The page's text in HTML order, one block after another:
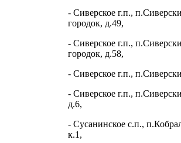
- Сиверское г.п.,
городок, д.49,
- Сиверское г.п.,
городок, д.58,
- Сиверское г.п.,
- Сиверское г.п.,
д.6,
- Сусанинское с.п.,
к.1,